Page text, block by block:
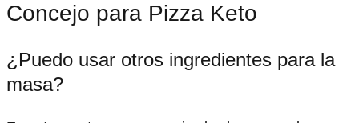
Concejo para Pizza Keto
¿Puedo usar otros ingredientes para la
masa?